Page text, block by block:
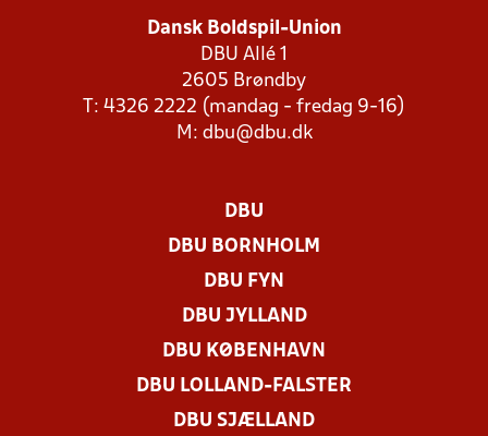
Dansk Boldspil-Union
DBU Allé 1
2605 Brøndby
T: 4326 2222 (mandag - fredag 9-16)
M: dbu@dbu.dk
DBU
DBU BORNHOLM
DBU FYN
DBU JYLLAND
DBU KØBENHAVN
DBU LOLLAND-FALSTER
DBU SJÆLLAND